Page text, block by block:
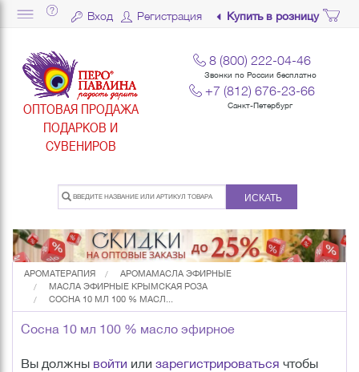
Вход Регистрация Купить в розницу
ОПТОВАЯ ПРОДАЖА
ПОДАРКОВ И
СУВЕНИРОВ
8 (800) 222-04-46
Звонки по России бесплатно
+7 (812) 676-23-66
Санкт-Петербург
ИСКАТЬ
АРОМАТЕРАПИЯ
АРОМАМАСЛА ЭФИРНЫЕ
МАСЛА ЭФИРНЫЕ КРЫМСКАЯ РОЗА
СОСНА 10 МЛ 100 % МАСЛ...
Сосна 10 мл 100 % масло эфирное
Вы должны войти или зарегистрироваться чтобы